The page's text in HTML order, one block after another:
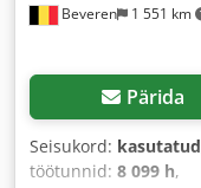
Beveren 1 551 km
Pärida
Seisukord: kasutatud
töötunnid: 8 099 h,